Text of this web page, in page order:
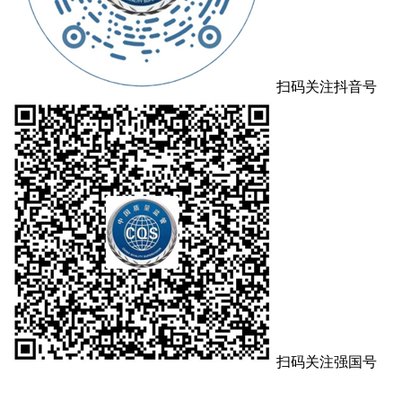
扫码关注抖音号
扫码关注强国号